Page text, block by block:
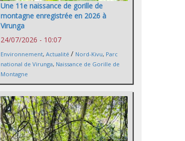
Une 11e naissance de gorille de
montagne enregistrée en 2026 à
Virunga
24/07/2026 - 10:07
Environnement, Actualité / Nord-Kivu, Parc
national de Virunga, Naissance de Gorille de
Montagne